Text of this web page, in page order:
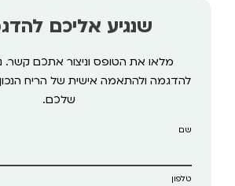
שנגיע אליכם
מלאו את הטופס וניצור אתכם קשר.
להדגמה ולהתאמה אישית של הריח
שלכם.
שם
טלפון